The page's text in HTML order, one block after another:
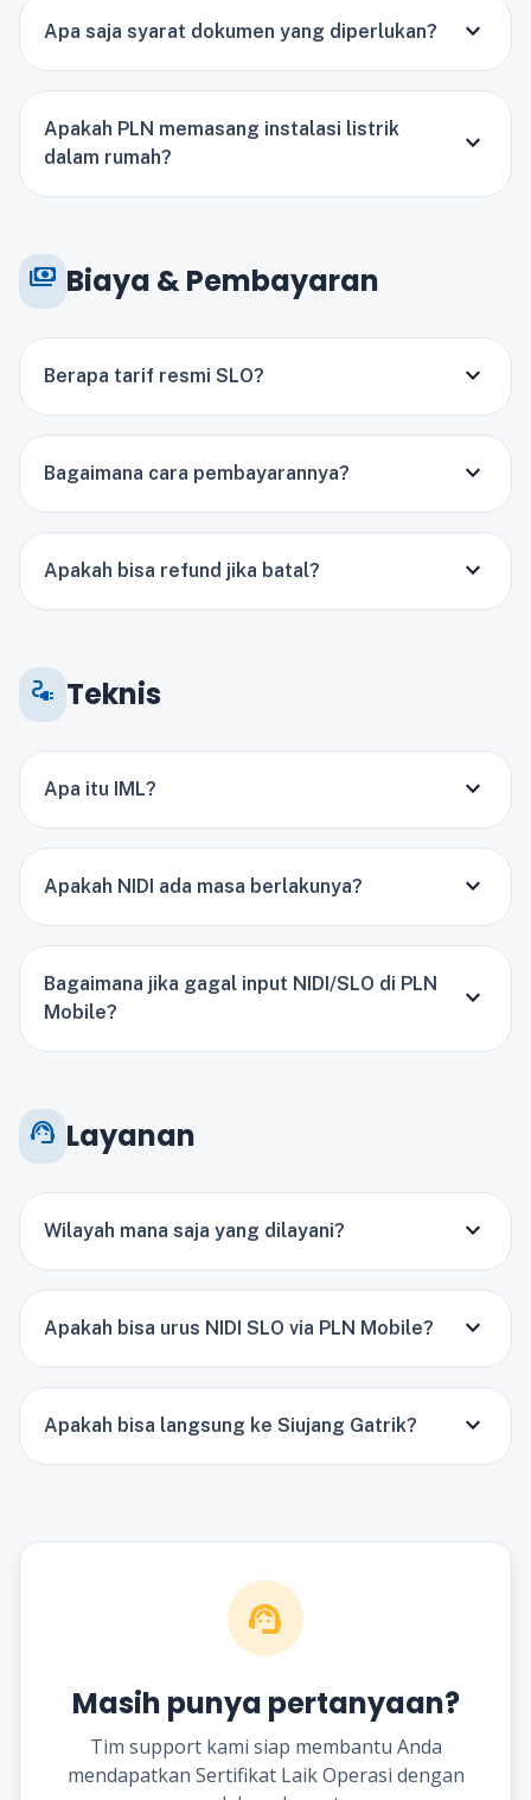
Apa saja syarat dokumen yang diperlukan? expand_more
Apakah PLN memasang instalasi listrik
dalam rumah?
expand_more
payments Biaya & Pembayaran
Berapa tarif resmi SLO? expand_more
Bagaimana cara pembayarannya? expand_more
Apakah bisa refund jika batal? expand_more
electrical_services Teknis
Apa itu IML? expand_more
Apakah NIDI ada masa berlakunya? expand_more
Bagaimana jika gagal input NIDI/SLO di PLN
Mobile?
expand_more
support_agent Layanan
Wilayah mana saja yang dilayani? expand_more
Apakah bisa urus NIDI SLO via PLN Mobile? expand_more
Apakah bisa langsung ke Siujang Gatrik? expand_more
support_agent
Masih punya pertanyaan?
Tim support kami siap membantu Anda
mendapatkan Sertifikat Laik Operasi dengan